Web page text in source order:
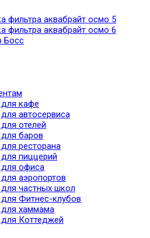
фильтра аквабрайт осмо 5
фильтра аквабрайт осмо 6
Босс
кафе
автосервиса
отелей
баров
ресторана
пиццерий
офиса
аэропортов
частных школ
Фитнес-клубов
хаммама
Коттеджей